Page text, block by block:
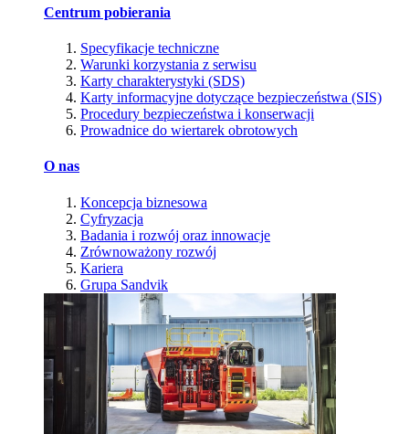
Centrum pobierania
Specyfikacje techniczne
Warunki korzystania z serwisu
Karty charakterystyki (SDS)
Karty informacyjne dotyczące bezpieczeństwa (SIS)
Procedury bezpieczeństwa i konserwacji
Prowadnice do wiertarek obrotowych
O nas
Koncepcja biznesowa
Cyfryzacja
Badania i rozwój oraz innowacje
Zrównoważony rozwój
Kariera
Grupa Sandvik